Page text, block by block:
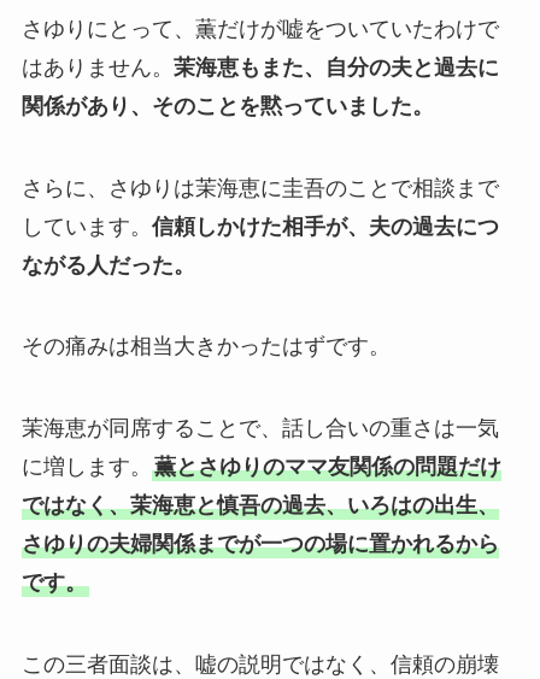
さゆりにとって、薫だけが嘘をついていたわけで
はありません。 茉海恵もまた、自分の夫と過去に
関係があり、そのことを黙っていました。
さらに、さゆりは茉海恵に圭吾のことで相談まで
しています。 信頼しかけた相手が、夫の過去につ
ながる人だった。
その痛みは相当大きかったはずです。
茉海恵が同席することで、話し合いの重さは一気
に増します。 薫とさゆりのママ友関係の問題だけ
ではなく、茉海恵と慎吾の過去、いろはの出生、
さゆりの夫婦関係までが一つの場に置かれるから
です。
この三者面談は、嘘の説明ではなく、信頼の崩壊